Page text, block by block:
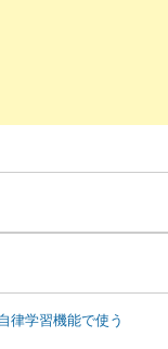
律学習機能で使う